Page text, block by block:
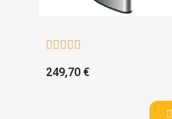
    
249,70 €